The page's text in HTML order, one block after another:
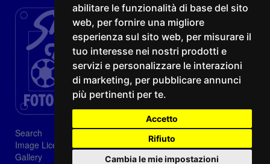
abilitare le funzionalità di base del sito
web, per fornire una migliore
esperienza sul sito web, per misurare il
tuo interesse nei nostri prodotti e
servizi e personalizzare le interazioni
di marketing, per pubblicare annunci
più pertinenti per te.
Accetto
Rifiuto
Cambia le mie impostazioni
Search
Image Licenses
Gallery